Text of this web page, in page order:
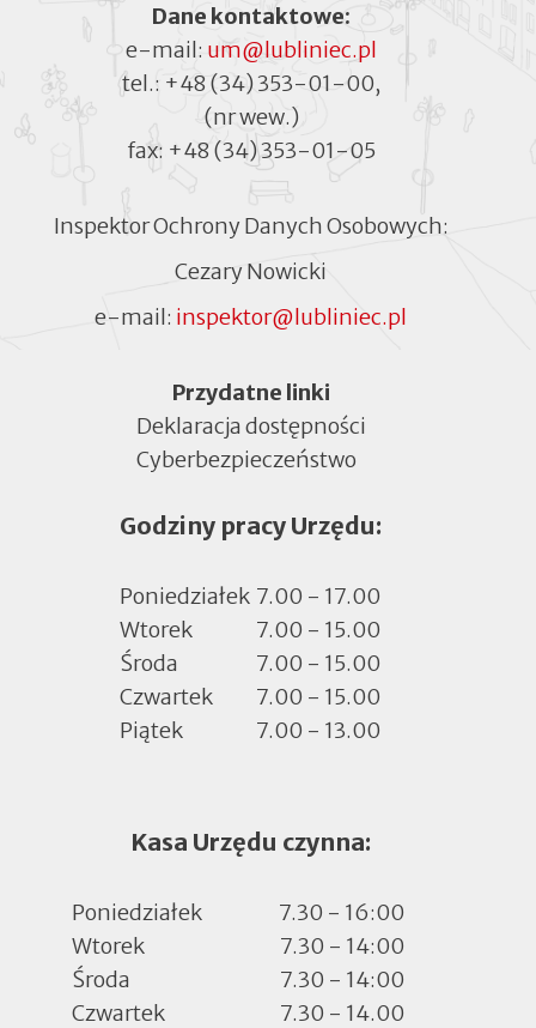
Dane kontaktowe:
e-mail: um@lubliniec.pl
tel.: +48 (34) 353-01-00,
(nr wew.)
fax: +48 (34) 353-01-05
Inspektor Ochrony Danych Osobowych:
Cezary Nowicki
e-mail: inspektor@lubliniec.pl
MenuPrzydatne linki
Deklaracja dostępności
Cyberbezpieczeństwo
w
zakładce
Godziny pracy Urzędu:
Poniedziałek 7.00 - 17.00
Wtorek
7.00 - 15.00
Środa
7.00 - 15.00
Czwartek
7.00 - 15.00
Piątek
7.00 - 13.00
Kasa Urzędu czynna:
Poniedziałek
7.30 - 16:00
Wtorek
7.30 - 14:00
Środa
7.30 - 14:00
Czwartek
7.30 - 14.00